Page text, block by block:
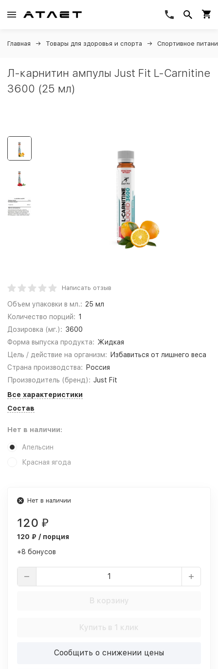
Главная Товары для здоровья и спорта Спортивное
Л-карнитин ампулы Just Fit L-Carnitine
3600 (25 мл)
Написать отзыв
Объем упаковки в мл.: 25 мл
Количество порций: 1
Дозировка (мг.): 3600
Форма выпуска продукта: Жидкая
Цель / действие на организм:
Избавиться от лишнего веса
Страна производства:
Россия
Производитель (бренд): Just Fit
Все характеристики
Состав
Нет в наличии:
Апельсин
Красная ягода
Нет в наличии
120 ₽
120 ₽ / порция
+8 бонусов
В корзину
Купить в 1 клик
Сообщить о снижении цены